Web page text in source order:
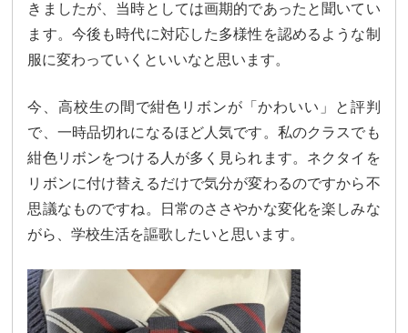
きましたが、当時としては画期的であったと聞いてい
ます。今後も時代に対応した多様性を認めるような制
服に変わっていくといいなと思います。
今、高校生の間で紺色リボンが「かわいい」と評判
で、一時品切れになるほど人気です。私のクラスでも
紺色リボンをつける人が多く見られます。ネクタイを
リボンに付け替えるだけで気分が変わるのですから不
思議なものですね。日常のささやかな変化を楽しみな
がら、学校生活を謳歌したいと思います。